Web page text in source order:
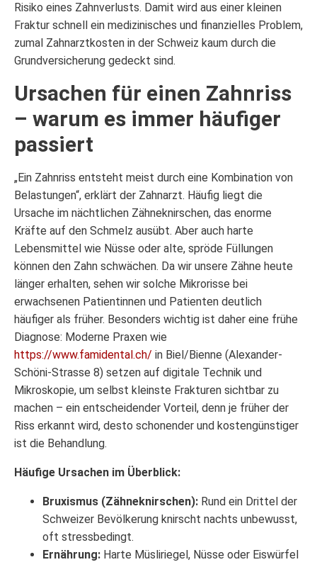
Risiko eines Zahnverlusts. Damit wird aus einer kleinen
Fraktur schnell ein medizinisches und finanzielles Problem,
zumal Zahnarztkosten in der Schweiz kaum durch die
Grundversicherung gedeckt sind.
Ursachen für einen Zahnriss
– warum es immer häufiger
passiert
„Ein Zahnriss entsteht meist durch eine Kombination von
Belastungen“, erklärt der Zahnarzt. Häufig liegt die
Ursache im nächtlichen Zähneknirschen, das enorme
Kräfte auf den Schmelz ausübt. Aber auch harte
Lebensmittel wie Nüsse oder alte, spröde Füllungen
können den Zahn schwächen. Da wir unsere Zähne heute
länger erhalten, sehen wir solche Mikrorisse bei
erwachsenen Patientinnen und Patienten deutlich
häufiger als früher. Besonders wichtig ist daher eine frühe
Diagnose: Moderne Praxen wie
https://www.famidental.ch/ in Biel/Bienne (Alexander-
Schöni-Strasse 8) setzen auf digitale Technik und
Mikroskopie, um selbst kleinste Frakturen sichtbar zu
machen – ein entscheidender Vorteil, denn je früher der
Riss erkannt wird, desto schonender und kostengünstiger
ist die Behandlung.
Häufige Ursachen im Überblick:
Bruxismus (Zähneknirschen): Rund ein Drittel der
Schweizer Bevölkerung knirscht nachts unbewusst,
oft stressbedingt.
Ernährung: Harte Müsliriegel, Nüsse oder Eiswürfel